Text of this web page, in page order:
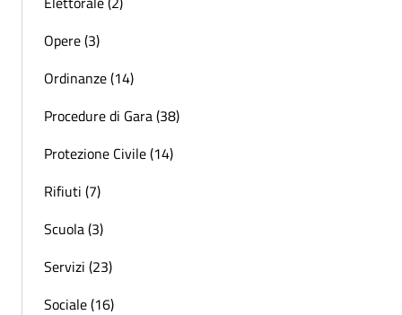
Opere (3)
Ordinanze (14)
Procedure di Gara (38)
Protezione Civile (14)
Rifiuti (7)
Scuola (3)
Servizi (23)
Sociale (16)